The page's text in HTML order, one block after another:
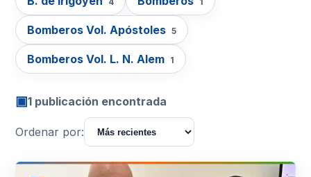
Bomberos Vol. Apóstoles 5
Bomberos Vol. L. N. Alem 1
▣1 publicación encontrada
Ordenar por: